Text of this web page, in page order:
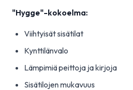
"Hygge"-kokoelma:
Viihtyisät sisätilat
Kynttilänvalo
Lämpimiä peittoja ja kirjoja
Sisätilojen mukavuus